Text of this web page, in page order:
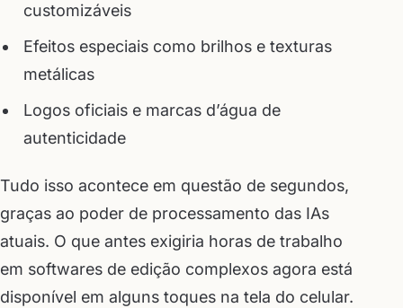
customizáveis
Efeitos especiais como brilhos e texturas
metálicas
Logos oficiais e marcas d’água de
autenticidade
Tudo isso acontece em questão de segundos,
graças ao poder de processamento das IAs
atuais. O que antes exigiria horas de trabalho
em softwares de edição complexos agora está
disponível em alguns toques na tela do celular.